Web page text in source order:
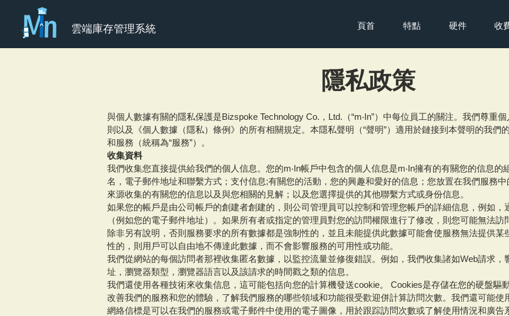
雲端庫存管理系統 頁首 特點 硬件 收
隱私政策
與個人數據有關的隱私保護是Bizspoke Technology Co.，Ltd.（“m‧In”）中每位員工的關注。我們尊重
則以及《個人數據（隱私）條例》的所有相關規定。本隱私聲明（“聲明”）適用於鏈接到本聲明的我們
和服務（統稱為“服務”）。
收集資料
我們收集您直接提供給我們的個人信息。您的m‧In帳戶中包含的個人信息是m‧In擁有的有關您的信息的
名，電子郵件地址和聯繫方式；支付信息;有關您的活動，您的興趣和愛好的信息；您放置在我們服務
來源收集的有關您的信息以及與您相關的見解；以及您選擇提供的其他聯繫方式或身份信息。
如果您的帳戶是由公司帳戶的創建者創建的，則公司管理員可以控制和管理您帳戶的詳細信息，例如
（例如您的電子郵件地址）。如果所有者或指定的管理員對您的訪問權限進行了修改，則您可能無法訪
除非另有說明，否則服務要求的所有數據都是強制性的，並且未能提供此數據可能會使服務無法提供某
性的，則用戶可以自由地不傳達此數據，而不會影響服務的可用性或功能。
我們從網站的每個訪問者那裡收集匿名數據，以監控流量並修復錯誤。例如，我們收集諸如Web請求
址，瀏覽器類型，瀏覽器語言以及該請求的時間戳之類的信息。
我們還使用各種技術來收集信息，這可能包括向您的計算機發送cookie。 Cookies是存儲在您的硬盤驅
改善我們的服務和您的體驗，了解我們服務的哪些領域和功能很受歡迎併計算訪問次數。我們還可能使
網絡信標是可以在我們的服務或電子郵件中使用的電子圖像，用於跟踪訪問次數或了解使用情況和廣告